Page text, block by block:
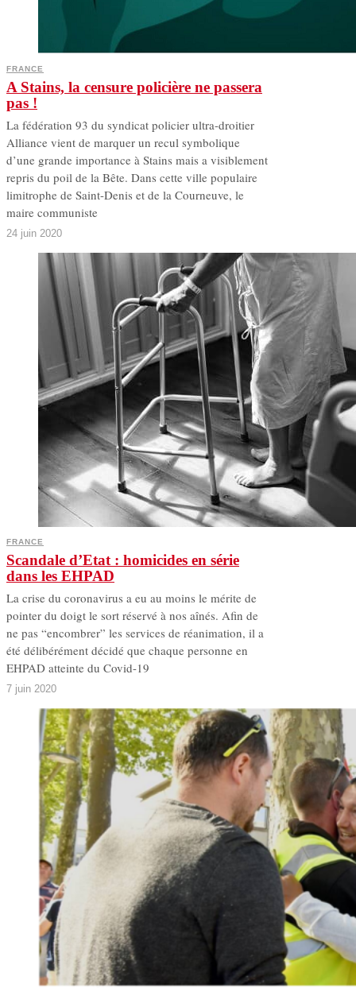
FRANCE
A Stains, la censure policière ne passera
pas !
La fédération 93 du syndicat policier ultra-droitier
Alliance vient de marquer un recul symbolique
d’une grande importance à Stains mais a visiblement
repris du poil de la Bête. Dans cette ville populaire
limitrophe de Saint-Denis et de la Courneuve, le
maire communiste
24 juin 2020
FRANCE
Scandale d’Etat : homicides en série
dans les EHPAD
La crise du coronavirus a eu au moins le mérite de
pointer du doigt le sort réservé à nos aînés. Afin de
ne pas “encombrer” les services de réanimation, il a
été délibérément décidé que chaque personne en
EHPAD atteinte du Covid-19
7 juin 2020